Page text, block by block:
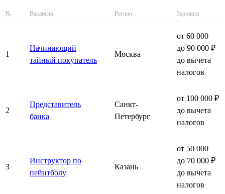
№ Вакансия Регион Зарплата
1
Начинающий
тайный покупатель
Москва
от 60 000
до 90 000 ₽
до вычета
налогов
2
Представитель
банка
Санкт-
Петербург
от 100 000 ₽
до вычета
налогов
3
Инструктор по
пейнтболу
Казань
от 50 000
до 70 000 ₽
до вычета
налогов